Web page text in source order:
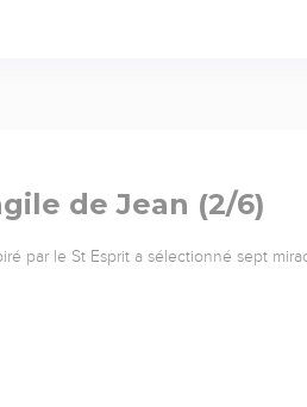
de Jean (2/6)
par le St Esprit a sélectionné sept